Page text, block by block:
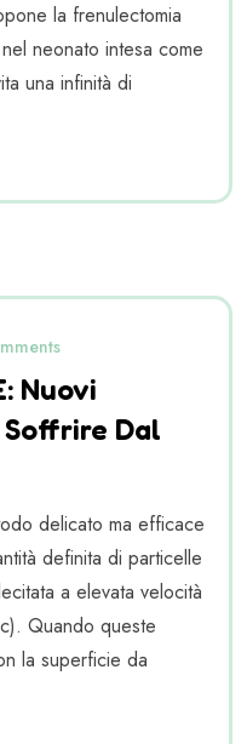
la frenulectomia
neonato intesa come
una infinità di
Nuovi
Dal
delicato ma efficace
definita di particelle
a elevata velocità
Quando queste
la superficie da